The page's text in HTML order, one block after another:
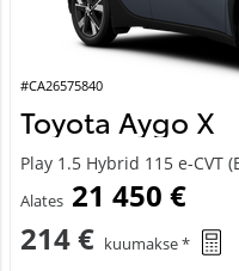
#CA26575840
Toyota Aygo X
Play 1.5 Hybrid 115 e-CVT
Alates 21 450 €
214 € kuumakse *